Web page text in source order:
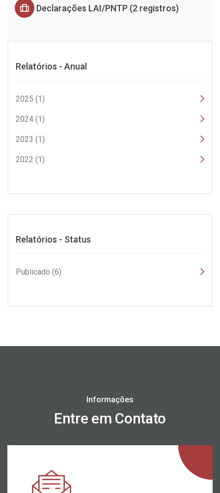
Declarações LAI/PNTP (2 registros)
Relatórios - Anual
2025 (1)
2024 (1)
2023 (1)
2022 (1)
Relatórios - Status
Publicado (6)
Informações
Entre em Contato